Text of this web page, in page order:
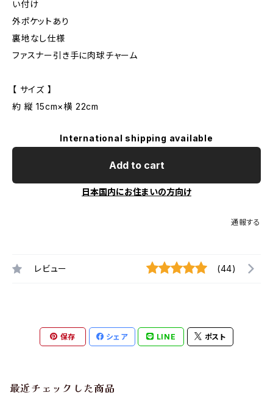
い付け
外ポケットあり
裏地なし仕様
ファスナー引き手に肉球チャーム
【 サイズ 】
約 縦 15cm×横 22cm
International shipping available
Add to cart
日本国内にお住まいの方向け
通報する
レビュー (44)
保存 シェア LINE ポスト
最近チェックした商品